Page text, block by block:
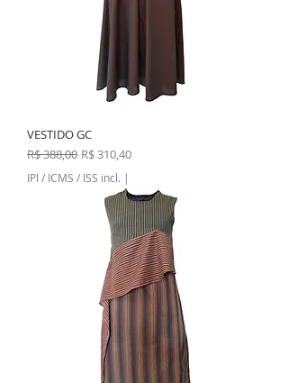
VESTIDO GC
Preço normal
R$ 388,00 Preço promocional
R$ 310,40
IPI / ICMS / ISS incl. |